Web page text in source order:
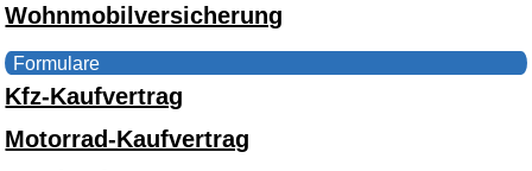
Wohnmobilversicherung
Formulare
Kfz-Kaufvertrag
Motorrad-Kaufvertrag